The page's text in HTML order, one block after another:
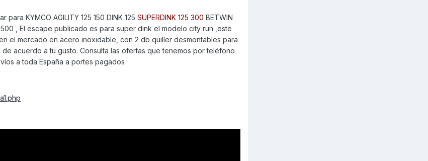
KYMCO AGILITY 125 150 DINK 125 SUPERDINK 125 300 BETWIN
, El escape publicado es para super dink el modelo city run ,este
el mercado en acero inoxidable, con 2 db quiller desmontables para
acuerdo a tu gusto. Consulta las ofertas que tenemos por teléfono
a toda España a portes pagados